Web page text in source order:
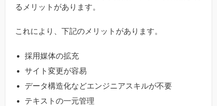
るメリットがあります。
これにより、下記のメリットがあります。
採用媒体の拡充
サイト変更が容易
データ構造化などエンジニアスキルが不要
テキストの一元管理